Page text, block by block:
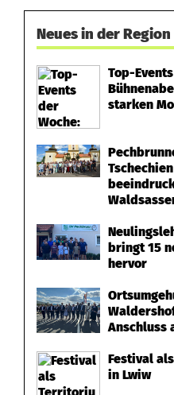
Neues in der Region
Top-
starken
bringt 15
hervor
Anschluss
Festival
in Lwiw